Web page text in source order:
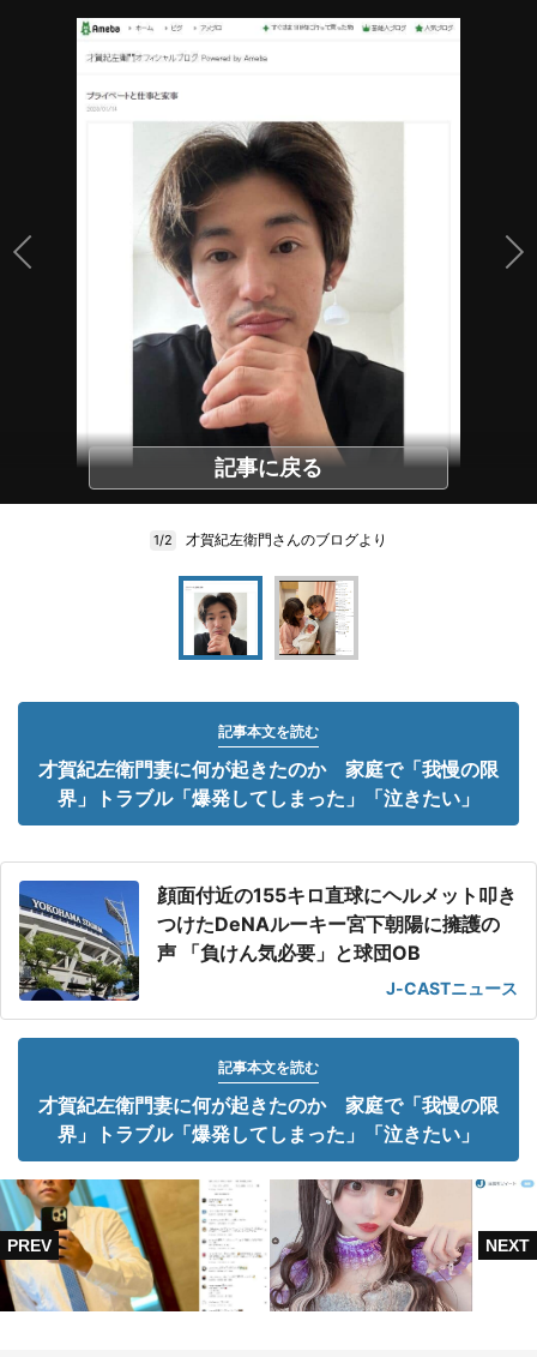
記事に戻る
1/2 才賀紀左衛門さんのブログより
記事本文を読む
才賀紀左衛門妻に何が起きたのか 家庭で「我慢の限
界」トラブル「爆発してしまった」「泣きたい」
顔面付近の155キロ直球にヘルメット叩き
つけたDeNAルーキー宮下朝陽に擁護の
声 「負けん気必要」と球団OB
J-CASTニュース
記事本文を読む
才賀紀左衛門妻に何が起きたのか 家庭で「我慢の限
界」トラブル「爆発してしまった」「泣きたい」